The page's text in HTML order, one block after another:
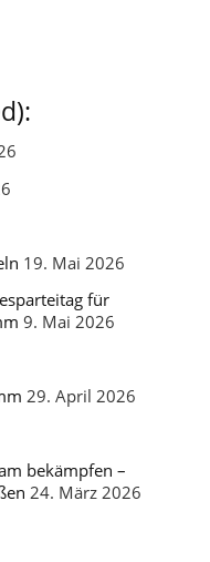
19. Mai 2026
für
9. Mai 2026
29. April 2026
bekämpfen –
24. März 2026